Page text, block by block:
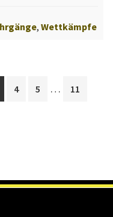
Deutsche
, Wettkämpfe
Go
4
Go
5 …
Go
11